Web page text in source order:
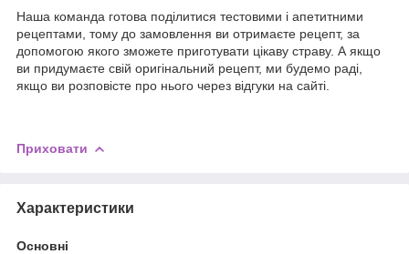
Наша команда готова поділитися тестовими і апетитними
рецептами, тому до замовлення ви отримаєте рецепт, за
допомогою якого зможете приготувати цікаву страву. А якщо
ви придумаєте свій оригінальний рецепт, ми будемо раді,
якщо ви розповісте про нього через відгуки на сайті.
Приховати
Характеристики
Основні